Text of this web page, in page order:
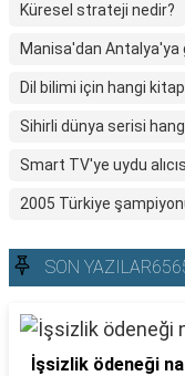
Küresel strateji nedir?
Manisa'dan Antalya'ya
Dil bilimi için hangi
Sihirli dünya serisi
Smart TV'ye uydu
2005 Türkiye
SON
İşsizlik ödeneği